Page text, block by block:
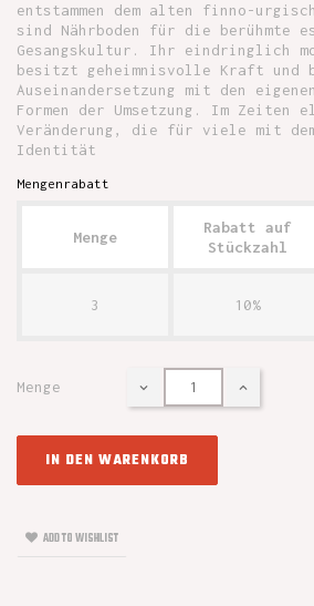
entstammen dem alten finno-
sind Nährboden für die berühmte
Gesangskultur. Ihr eindringlich
besitzt geheimnisvolle Kraft und
Auseinandersetzung mit den
Formen der Umsetzung. Im Zeiten
Veränderung, die für viele mit
Identität
Mengenrabatt
Menge
Rabatt auf
Stückzahl
3 10%
Menge
IN DEN WARENKORB
ADD TO WISHLIST